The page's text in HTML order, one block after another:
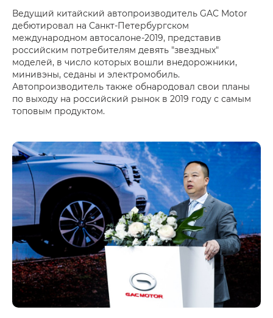
Ведущий китайский автопроизводитель GAC Motor
дебютировал на Санкт-Петербургском
международном автосалоне-2019, представив
российским потребителям девять "звездных"
моделей, в число которых вошли внедорожники,
минивэны, седаны и электромобиль.
Автопроизводитель также обнародовал свои планы
по выходу на российский рынок в 2019 году с самым
топовым продуктом.